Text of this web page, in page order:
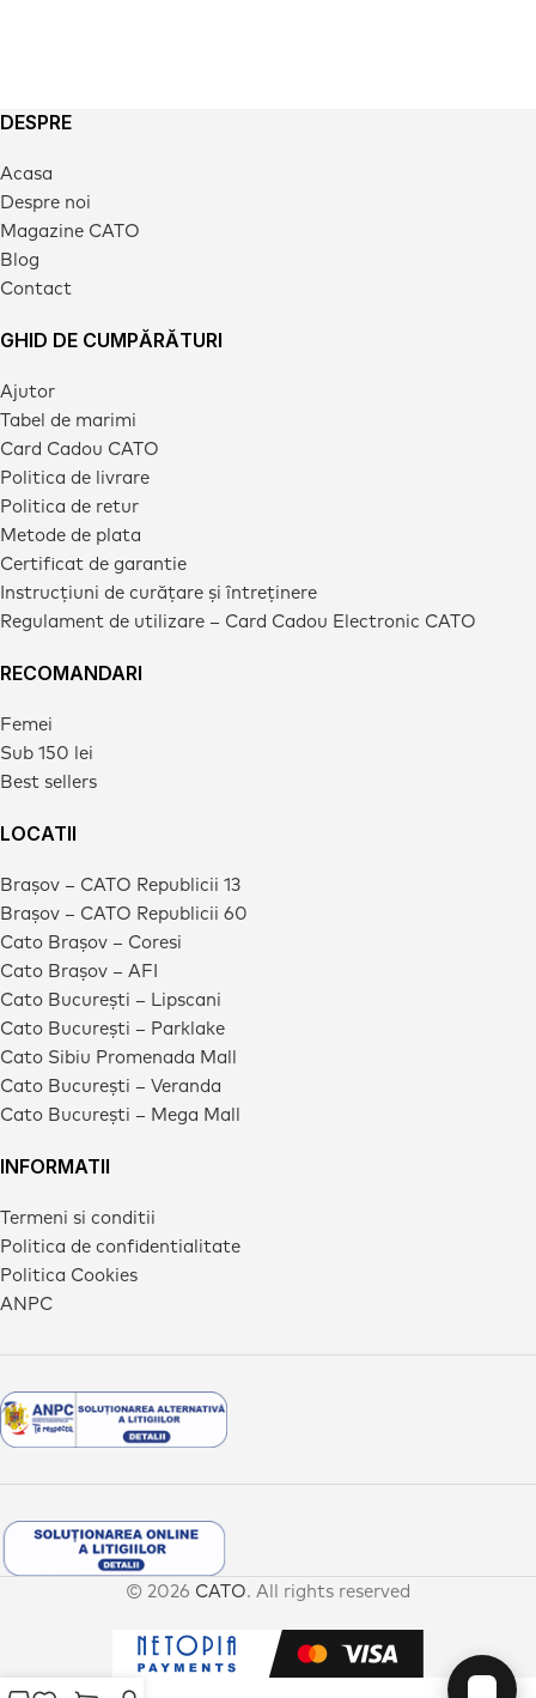
DESPRE
Acasa
Despre noi
Magazine CATO
Blog
Contact
GHID DE CUMPĂRĂTURI
Ajutor
Tabel de marimi
Card Cadou CATO
Politica de livrare
Politica de retur
Metode de plata
Certificat de garantie
Instrucțiuni de curățare și întreținere
Regulament de utilizare – Card Cadou Electronic CATO
RECOMANDARI
Femei
Sub 150 lei
Best sellers
LOCATII
Brașov – CATO Republicii 13
Brașov – CATO Republicii 60
Cato Brașov – Coresi
Cato Brașov – AFI
Cato București – Lipscani
Cato București – Parklake
Cato Sibiu Promenada Mall
Cato București – Veranda
Cato București – Mega Mall
INFORMATII
Termeni si conditii
Politica de confidentialitate
Politica Cookies
ANPC
© 2026 CATO. All rights reserved